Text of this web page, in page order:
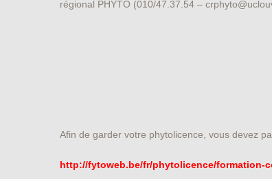
régional PHYTO (010/47.37.54 –
Afin de garder votre phytolicence, vous devez
http://fytoweb.be/fr/phytolicence/formation-